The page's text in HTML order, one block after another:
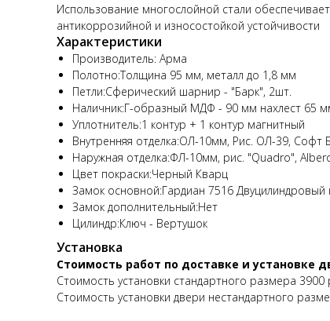
Использование многослойной стали
антикоррозийной и износостойкой устойчивости
Характеристики
Производитель: Арма
Полотно:Толщина 95 мм, металл до 1,8 мм
Петли:Сферический шарнир - "Барк", 2шт.
Наличник:Г-образный МДФ - 90 мм нахлест 65
Уплотнитель:1 контур + 1 контур магнитный
Внутренняя отделка:ОЛ-10мм, Рис. ОЛ-39, Софт
Наружная отделка:ФЛ-10мм, рис. "Quadro",
Цвет покраски:Черный Кварц
Замок основной:Гардиан 7516
Замок дополнительный:Нет
Цилиндр:Ключ - Вертушок
Установка
Стоимость работ по доставке и установке
Стоимость установки стандартного размера 3900
Стоимость установки двери нестандартного